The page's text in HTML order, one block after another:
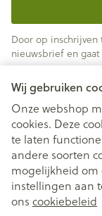
Wij gebruiken
Onze webshop
cookies. Deze
te laten
andere soorten
mogelijkheid om
instellingen aan
ons cookiebeleid
Door op
nieuwsbrief en
Juridische links